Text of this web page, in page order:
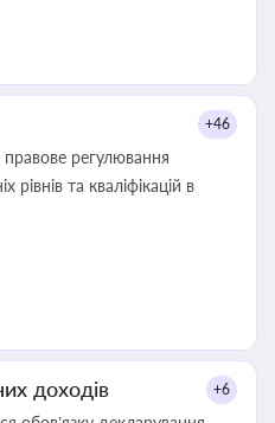
+46
регулювання
рівнів та кваліфікацій в
доходів +6